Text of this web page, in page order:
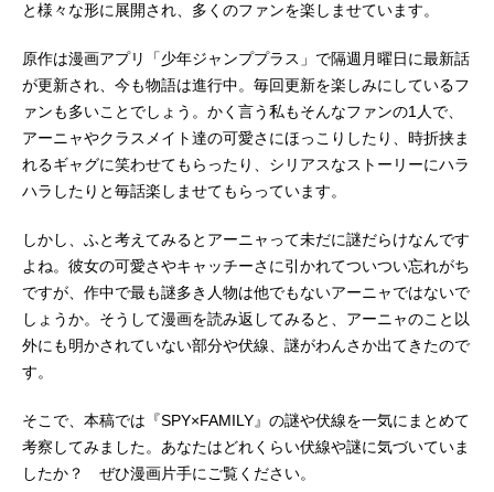
と様々な形に展開され、多くのファンを楽しませています。
原作は漫画アプリ「少年ジャンププラス」で隔週月曜日に最新話
が更新され、今も物語は進行中。毎回更新を楽しみにしているフ
ァンも多いことでしょう。かく言う私もそんなファンの1人で、
アーニャやクラスメイト達の可愛さにほっこりしたり、時折挟ま
れるギャグに笑わせてもらったり、シリアスなストーリーにハラ
ハラしたりと毎話楽しませてもらっています。
しかし、ふと考えてみるとアーニャって未だに謎だらけなんです
よね。彼女の可愛さやキャッチーさに引かれてついつい忘れがち
ですが、作中で最も謎多き人物は他でもないアーニャではないで
しょうか。そうして漫画を読み返してみると、アーニャのこと以
外にも明かされていない部分や伏線、謎がわんさか出てきたので
す。
そこで、本稿では『SPY×FAMILY』の謎や伏線を一気にまとめて
考察してみました。あなたはどれくらい伏線や謎に気づいていま
したか？ ぜひ漫画片手にご覧ください。